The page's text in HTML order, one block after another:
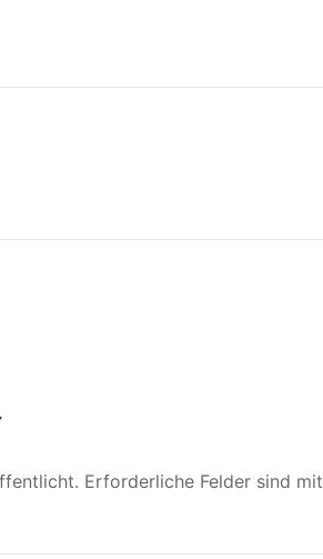
Erforderliche Felder sind mit